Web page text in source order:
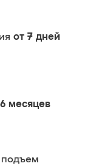
от 7 дней
месяцев
подъем